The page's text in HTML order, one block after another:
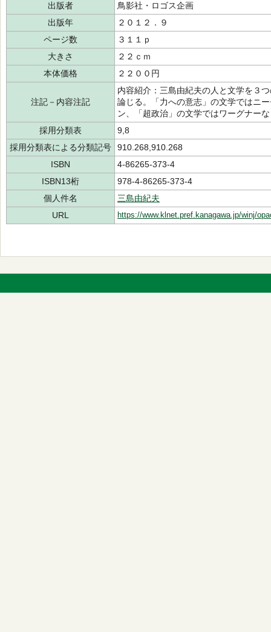
出版者
鳥影社・ロゴス企画
出版年
２０１２．９
ページ数
３１１ｐ
大きさ
２２ｃｍ
本体価格
２２００円
注記－内容注記
内容紹介：三島由紀夫の人と文学を３
論じる。「力への意志」の文学ではニ
ン、「超政治」の文学ではワーグナー
採用分類表
9,8
採用分類表による分類記号
910.268,910.268
ISBN
4-86265-373-4
ISBN13桁
978-4-86265-373-4
個人件名
三島由紀夫
URL
https://www.klnet.pref.kanagawa.jp/winj/